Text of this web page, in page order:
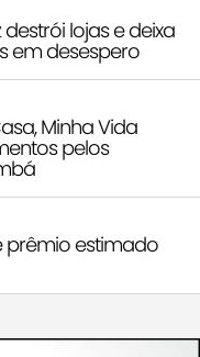
lojas e deixa
em desespero
Minha Vida
pelos
prêmio estimado